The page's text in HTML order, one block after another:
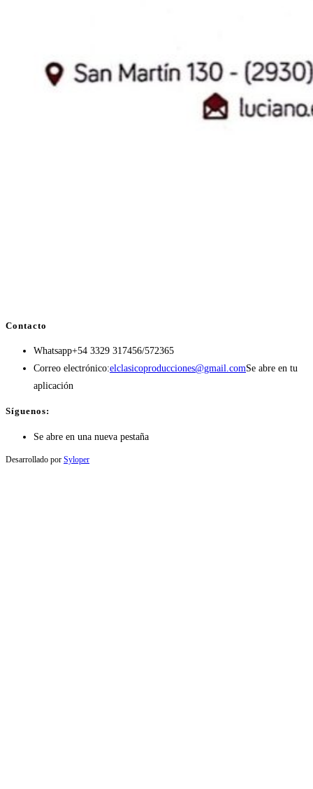
Contacto
Whatsapp+54 3329 317456/572365
Correo electrónico:elclasicoproducciones@gmail.comSe abre en tu
aplicación
Síguenos:
Se abre en una nueva pestaña
Desarrollado por Syloper